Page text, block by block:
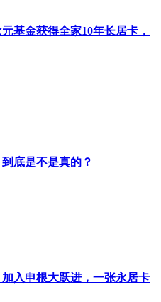
基金获得全家10年长居卡，
底是不是真的？
入申根大跃进，一张永居卡